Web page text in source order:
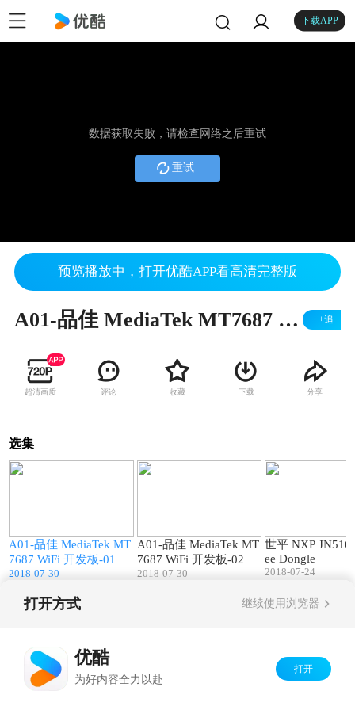
下载APP
数据获取失败，请检查网络之后重试
重试
预览播放中，打开优酷APP看高清完整版
A01-品佳 MediaTek MT7687 WiFi 开发板-01 +追
超清画质 评论 收藏 下载 分享
选集
A01-品佳 MediaTek MT
7687 WiFi 开发板-01
2018-07-30
A01-品佳 MediaTek MT
7687 WiFi 开发板-02
2018-07-30
世平 NXP
ee Dongle
2018-07-24
打开方式 继续使用浏览器
优酷
为好内容全力以赴
打开